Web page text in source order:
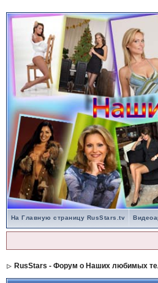
На Главную страницу RusStars.tv
RusStars - Форум о Наших любимых